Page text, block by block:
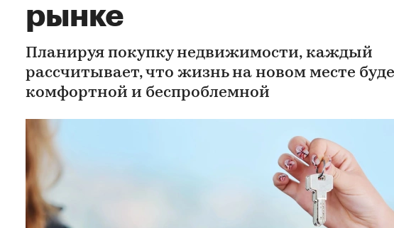
рынке
Планируя покупку недвижимости, каждый
рассчитывает, что жизнь на новом месте
комфортной и беспроблемной